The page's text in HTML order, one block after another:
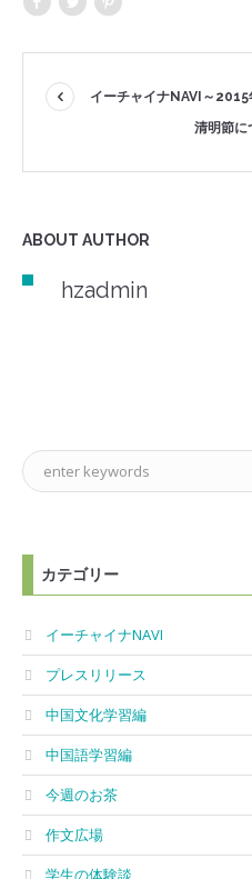
イーチャイナNAVI～2015
清明節に
ABOUT AUTHOR
hzadmin
カテゴリー
イーチャイナNAVI
プレスリリース
中国文化学習編
中国語学習編
今週のお茶
作文広場
学生の体験談